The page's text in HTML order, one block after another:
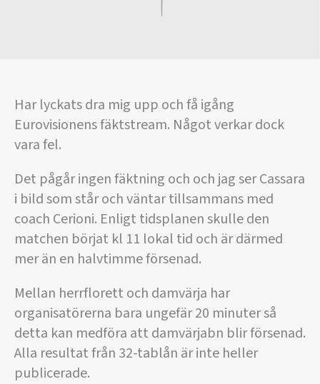
Har lyckats dra mig upp och få igång
Eurovisionens fäktstream. Något verkar dock
vara fel.
Det pågår ingen fäktning och och jag ser Cassara
i bild som står och väntar tillsammans med
coach Cerioni. Enligt tidsplanen skulle den
matchen börjat kl 11 lokal tid och är därmed
mer än en halvtimme försenad.
Mellan herrflorett och damvärja har
organisatörerna bara ungefär 20 minuter så
detta kan medföra att damvärjabn blir försenad.
Alla resultat från 32-tablån är inte heller
publicerade.